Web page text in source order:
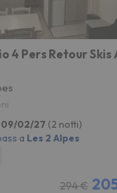
02/27 (2 notti)
a Les 2 Alpes
294 €